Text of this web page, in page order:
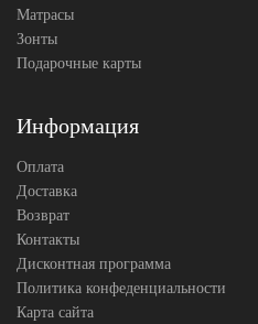
Матрасы
Зонты
Подарочные карты
Информация
Оплата
Доставка
Возврат
Контакты
Дисконтная программа
Политика конфеденциальности
Карта сайта